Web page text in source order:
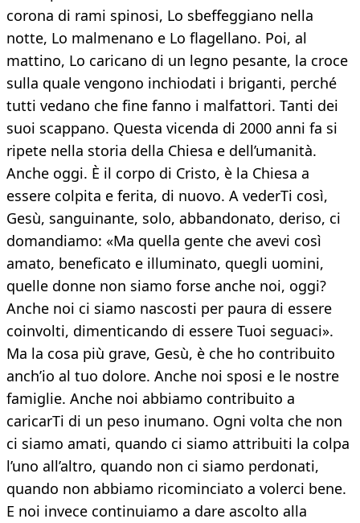
corona di rami spinosi, Lo sbeffeggiano nella
notte, Lo malmenano e Lo flagellano. Poi, al
mattino, Lo caricano di un legno pesante, la croce
sulla quale vengono inchiodati i briganti, perché
tutti vedano che fine fanno i malfattori. Tanti dei
suoi scappano. Questa vicenda di 2000 anni fa si
ripete nella storia della Chiesa e dell’umanità.
Anche oggi. È il corpo di Cristo, è la Chiesa a
essere colpita e ferita, di nuovo. A vederTi così,
Gesù, sanguinante, solo, abbandonato, deriso, ci
domandiamo: «Ma quella gente che avevi così
amato, beneficato e illuminato, quegli uomini,
quelle donne non siamo forse anche noi, oggi?
Anche noi ci siamo nascosti per paura di essere
coinvolti, dimenticando di essere Tuoi seguaci».
Ma la cosa più grave, Gesù, è che ho contribuito
anch’io al tuo dolore. Anche noi sposi e le nostre
famiglie. Anche noi abbiamo contribuito a
caricarTi di un peso inumano. Ogni volta che non
ci siamo amati, quando ci siamo attribuiti la colpa
l’uno all’altro, quando non ci siamo perdonati,
quando non abbiamo ricominciato a volerci bene.
E noi invece continuiamo a dare ascolto alla